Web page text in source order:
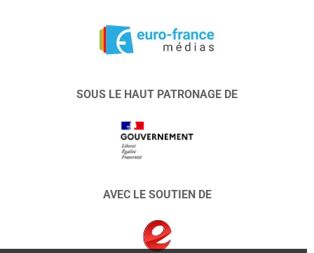
SOUS LE HAUT PATRONAGE DE
AVEC LE SOUTIEN DE